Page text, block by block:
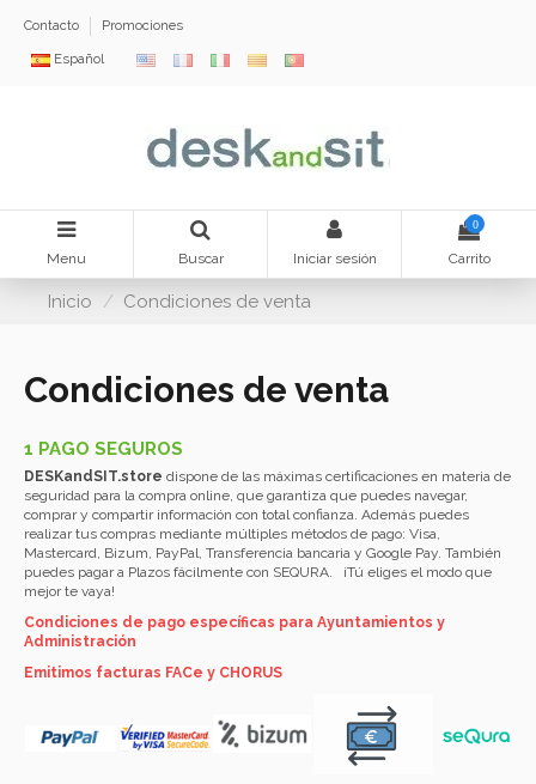
Contacto Promociones
Español
Menu Buscar Iniciar sesión
0
Carrito
Inicio Condiciones de venta
Condiciones de venta
1 PAGO SEGUROS
DESKandSIT.store dispone de las máximas certificaciones en materia de
seguridad para la compra online, que garantiza que puedes navegar,
comprar y compartir información con total confianza. Además puedes
realizar tus compras mediante múltiples métodos de pago: Visa,
Mastercard, Bizum, PayPal, Transferencia bancaria y Google Pay. También
puedes pagar a Plazos fácilmente con SEQURA. ¡Tú eliges el modo que
mejor te vaya!
Condiciones de pago específicas para Ayuntamientos y
Administración
Emitimos facturas FACe y CHORUS